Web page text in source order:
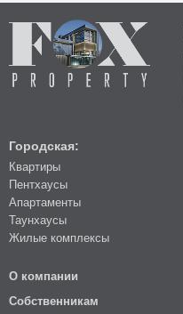
Городская:
Квартиры
Пентхаусы
Апартаменты
Таунхаусы
Жилые комплексы
О компании
Собственникам